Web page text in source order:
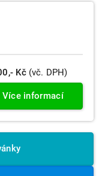
Kč (vč. DPH)
Více informací